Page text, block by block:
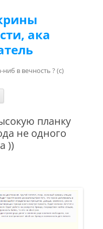
ака
в вечность ? (с)
планку
не одного
))